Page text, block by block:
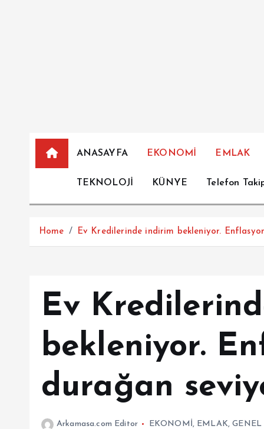
ANASAYFA EKONOMİ EMLAK
TEKNOLOJİ KÜNYE Telefon
Home Ev Kredilerinde indirim bekleniyor.
Ev
bekleniyor.
durağan
Arkamasa.com Editor EKONOMİ, EMLAK,GENEL